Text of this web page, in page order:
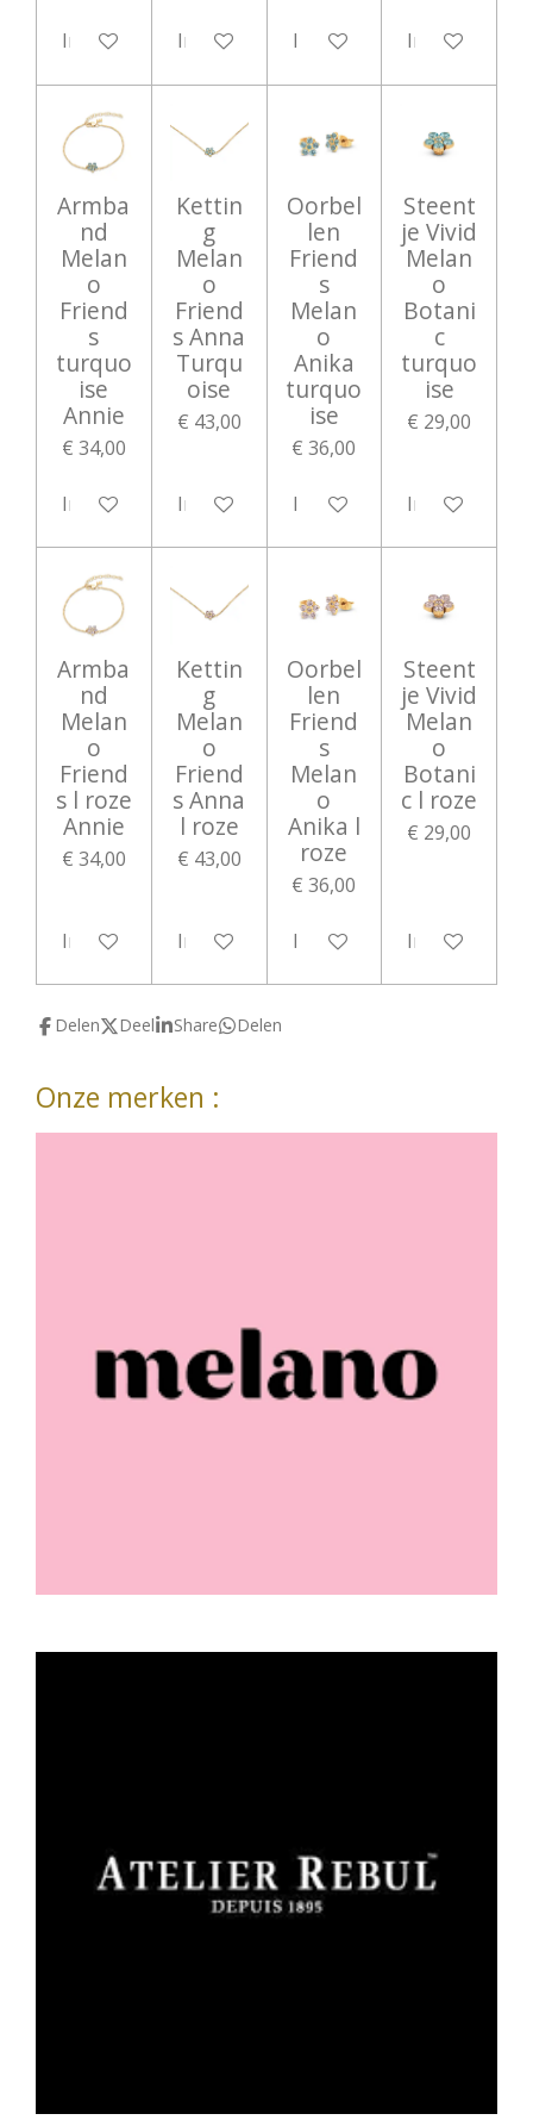
In winkelwagenIn winkelwagenIn winkelwagenIn
Armba
nd
Melan
o
Friend
s
turquo
ise
Annie
€ 34,00
In winkelwagen
Kettin
g
Melan
o
Friend
s Anna
Turqu
oise
€ 43,00
In winkelwagen
Oorbel
len
Friend
s
Melan
o
Anika
turquo
ise
€ 36,00
In winkelwagen
Steent
je Vivid
Melan
o
Botani
c
turquo
ise
€ 29,00
In
Armba
nd
Melan
o
Friend
s l roze
Annie
€ 34,00
In winkelwagen
Kettin
g
Melan
o
Friend
s Anna
l roze
€ 43,00
In winkelwagen
Oorbel
len
Friend
s
Melan
o
Anika l
roze
€ 36,00
In winkelwagen
Steent
je Vivid
Melan
o
Botani
c l roze
€ 29,00
In
Delen Deel Share Delen
Onze merken :